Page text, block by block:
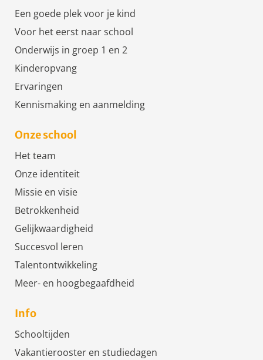
Een goede plek voor je kind
Voor het eerst naar school
Onderwijs in groep 1 en 2
Kinderopvang
Ervaringen
Kennismaking en aanmelding
Onze school
Het team
Onze identiteit
Missie en visie
Betrokkenheid
Gelijkwaardigheid
Succesvol leren
Talentontwikkeling
Meer- en hoogbegaafdheid
Info
Schooltijden
Vakantierooster en studiedagen